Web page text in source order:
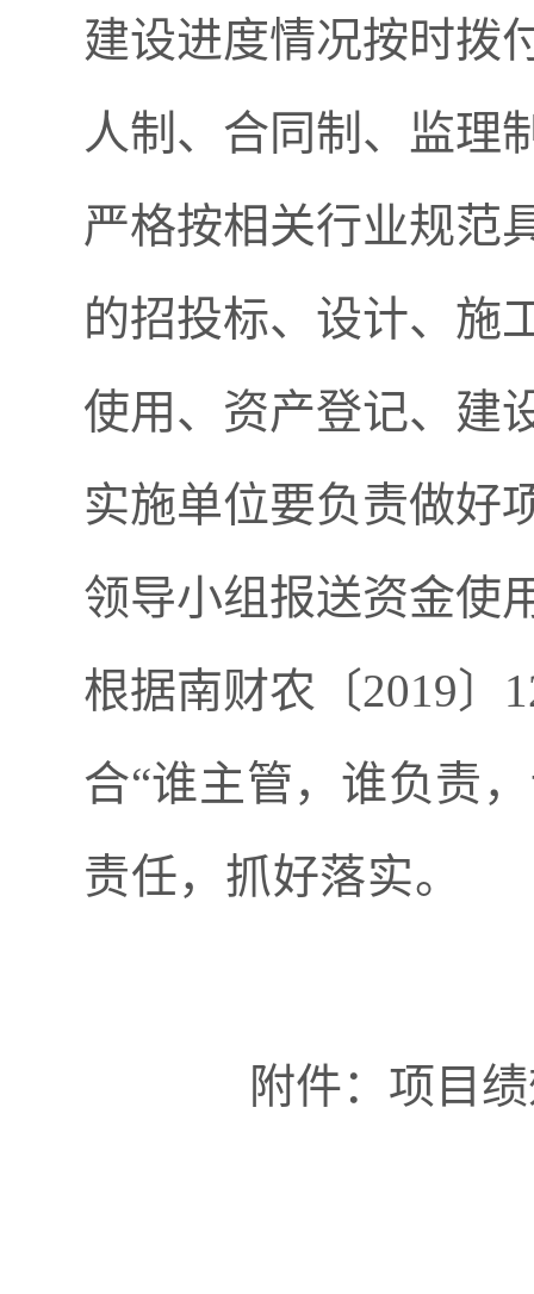
建设进度情况按时拨
人制、合同制、监理
严格按相关行业规范
的招投标、设计、施
使用、资产登记、建
实施单位要负责做好
领导小组报送资金使
根据南财农 〔2019〕
合“谁主管，谁负责
责任，抓好落实。
附件： 项目